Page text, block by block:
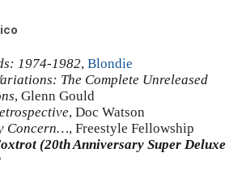
1974-1982, Blondie
The Complete Unreleased
, Glenn Gould
, Doc Watson
Concern…, Freestyle Fellowship
(20th Anniversary Super Deluxe